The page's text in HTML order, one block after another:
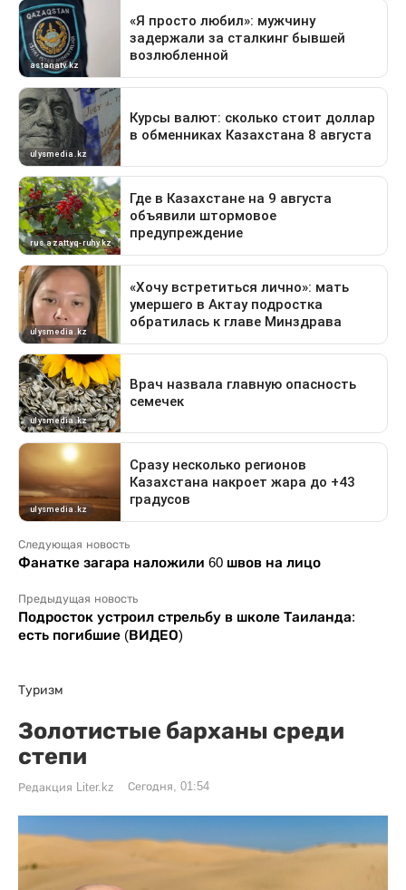
Следующая новость
Фанатке загара наложили 60 швов на лицо
Предыдущая новость
Подросток устроил стрельбу в школе Таиланда:
есть погибшие (ВИДЕО)
Туризм
Золотистые барханы среди
степи
Редакция Liter.kz Сегодня, 01:54